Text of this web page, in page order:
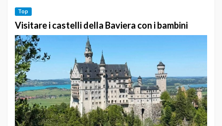
Top
Visitare i castelli della Baviera con i bambini